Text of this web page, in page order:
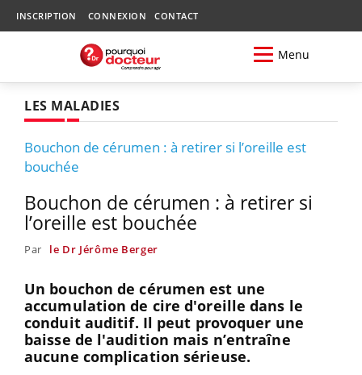
INSCRIPTION CONNEXION CONTACT
Menu
LES MALADIES
Bouchon de cérumen : à retirer si l’oreille est
bouchée
Bouchon de cérumen : à retirer si
l’oreille est bouchée
Par le Dr Jérôme Berger
Un bouchon de cérumen est une
accumulation de cire d'oreille dans le
conduit auditif. Il peut provoquer une
baisse de l'audition mais n’entraîne
aucune complication sérieuse.